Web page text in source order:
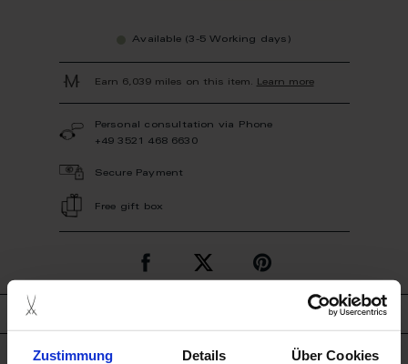
Zustimmung Details Über Cookies
Available (3-5 Working days)
Earn 6,039 miles on this item. Learn more
Personal consultation via Phone
+49 3521 468 6630
Secure Payment
Free gift box
description
product details